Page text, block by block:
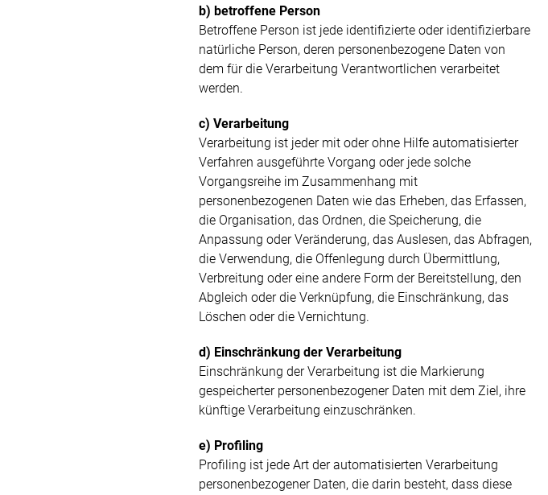
b) betroffene Person
Betroffene Person ist jede identifizierte oder identifizierbare
natürliche Person, deren personenbezogene Daten von
dem für die Verarbeitung Verantwortlichen verarbeitet
werden.
c) Verarbeitung
Verarbeitung ist jeder mit oder ohne Hilfe automatisierter
Verfahren ausgeführte Vorgang oder jede solche
Vorgangsreihe im Zusammenhang mit
personenbezogenen Daten wie das Erheben, das Erfassen,
die Organisation, das Ordnen, die Speicherung, die
Anpassung oder Veränderung, das Auslesen, das Abfragen,
die Verwendung, die Offenlegung durch Übermittlung,
Verbreitung oder eine andere Form der Bereitstellung, den
Abgleich oder die Verknüpfung, die Einschränkung, das
Löschen oder die Vernichtung.
d) Einschränkung der Verarbeitung
Einschränkung der Verarbeitung ist die Markierung
gespeicherter personenbezogener Daten mit dem Ziel, ihre
künftige Verarbeitung einzuschränken.
e) Profiling
Profiling ist jede Art der automatisierten Verarbeitung
personenbezogener Daten, die darin besteht, dass diese